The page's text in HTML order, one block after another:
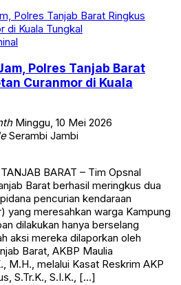
Polres Tanjab Barat
Curanmor di Kuala
Minggu, 10 Mei 2026
Serambi Jambi
BARAT – Tim Opsnal
Barat berhasil meringkus dua
pencurian kendaraan
yang meresahkan warga Kampung
dilakukan hanya berselang
aksi mereka dilaporkan oleh
Barat, AKBP Maulia
M.H., melalui Kasat Reskrim AKP
S.Tr.K., S.I.K., […]